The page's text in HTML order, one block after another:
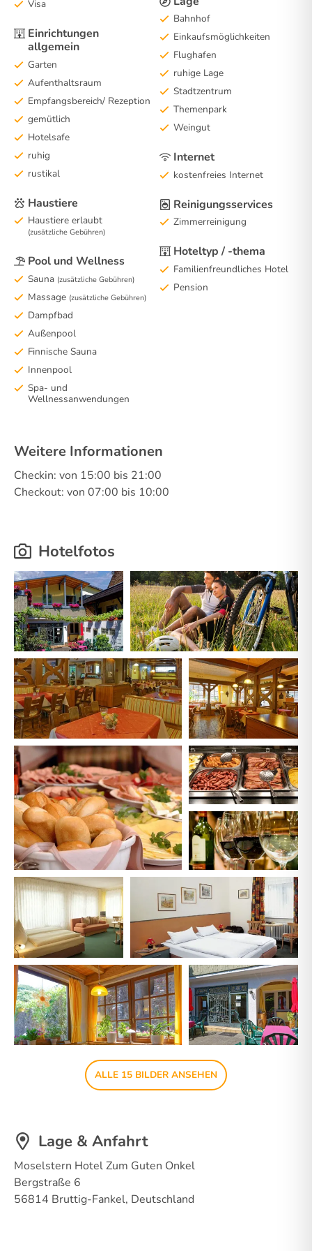
Visa
Einrichtungen
allgemein
Garten
Aufenthaltsraum
Empfangsbereich/ Rezeption
gemütlich
Hotelsafe
ruhig
rustikal
Haustiere
Haustiere erlaubt
(zusätzliche Gebühren)
Pool und Wellness
Sauna (zusätzliche Gebühren)
Massage (zusätzliche Gebühren)
Dampfbad
Außenpool
Finnische Sauna
Innenpool
Spa- und
Wellnessanwendungen
Bahnhof
Einkaufsmöglichkeiten
Flughafen
ruhige Lage
Stadtzentrum
Themenpark
Weingut
Internet
kostenfreies Internet
Reinigungsservices
Zimmerreinigung
Hoteltyp / -thema
Familienfreundliches Hotel
Pension
Weitere Informationen
Checkin: von 15:00 bis 21:00
Checkout: von 07:00 bis 10:00
Hotelfotos
ALLE 15 BILDER ANSEHEN
Lage & Anfahrt
Moselstern Hotel Zum Guten Onkel
Bergstraße 6
56814 Bruttig-Fankel, Deutschland